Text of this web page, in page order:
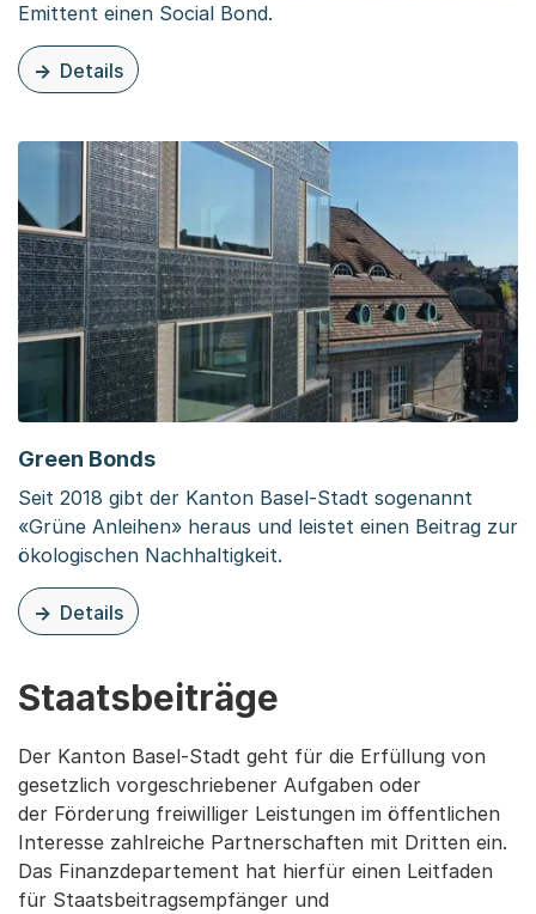
Emittent einen Social Bond.
Details
zu dieser Organisationsseite: Social Bond
Green Bonds
Seit 2018 gibt der Kanton Basel-Stadt sogenannt
«Grüne Anleihen» heraus und leistet einen Beitrag zur
ökologischen Nachhaltigkeit.
Details
zu dieser Organisationsseite: Green Bonds
Staatsbeiträge
Der Kanton Basel-Stadt geht für die Erfüllung von
gesetzlich vorgeschriebener Aufgaben oder
der Förderung freiwilliger Leistungen im öffentlichen
Interesse zahlreiche Partnerschaften mit Dritten ein.
Das Finanzdepartement hat hierfür einen Leitfaden
für Staatsbeitragsempfänger und